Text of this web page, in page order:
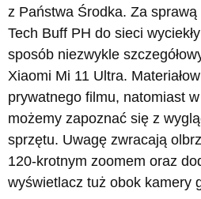
z Państwa Środka. Za sprawą
Tech Buff PH do sieci
sposób niezwykle
Xiaomi Mi 11 Ultra.
prywatnego filmu, natomiast
możemy zapoznać się z
sprzętu. Uwagę zwracają
120-krotnym zoomem oraz
wyświetlacz tuż obok kamery